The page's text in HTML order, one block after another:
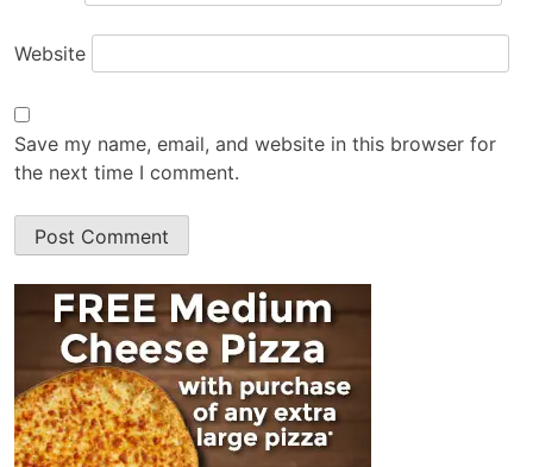
Website
Save my name, email, and website in this browser for
the next time I comment.